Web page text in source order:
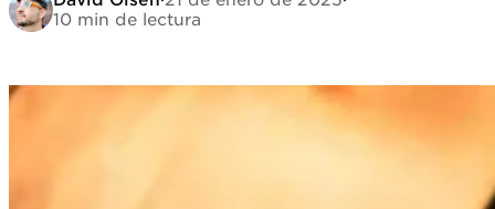
10 min de lectura